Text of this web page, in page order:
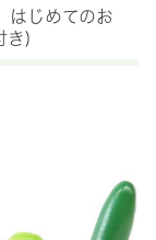
はじめてのお
き)